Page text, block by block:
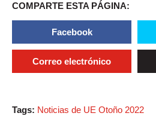
COMPARTE ESTA PÁGINA:
Facebook
Correo electrónico
Tags: Noticias de UE Otoño 2022